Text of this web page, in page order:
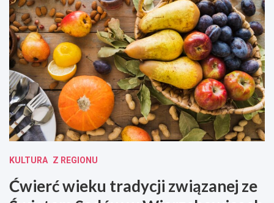
KULTURA Z REGIONU
Ćwierć wieku tradycji związanej ze